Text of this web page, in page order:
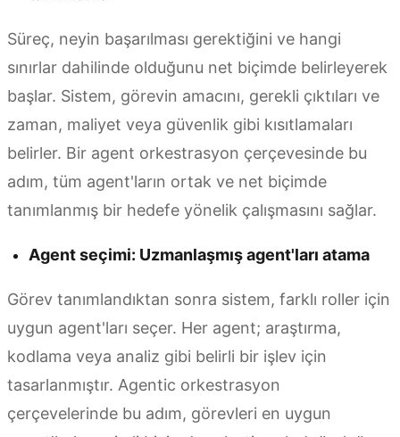
Süreç, neyin başarılması gerektiğini ve hangi
sınırlar dahilinde olduğunu net biçimde belirleyerek
başlar. Sistem, görevin amacını, gerekli çıktıları ve
zaman, maliyet veya güvenlik gibi kısıtlamaları
belirler. Bir agent orkestrasyon çerçevesinde bu
adım, tüm agent'ların ortak ve net biçimde
tanımlanmış bir hedefe yönelik çalışmasını sağlar.
Agent seçimi: Uzmanlaşmış agent'ları atama
Görev tanımlandıktan sonra sistem, farklı roller için
uygun agent'ları seçer. Her agent; araştırma,
kodlama veya analiz gibi belirli bir işlev için
tasarlanmıştır. Agentic orkestrasyon
çerçevelerinde bu adım, görevleri en uygun